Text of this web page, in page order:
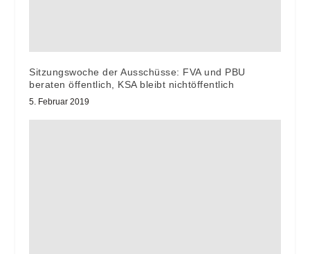
Sitzungswoche der Ausschüsse: FVA und PBU
beraten öffentlich, KSA bleibt nichtöffentlich
5. Februar 2019